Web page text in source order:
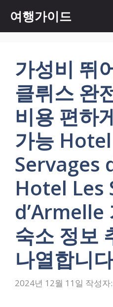
츠
여행가이드
가성비 뛰
클뤼스 완
비용 편하
가능
Servages
Hotel Les
d’Armelle
숙소 정보
나열합니
2024년 12월 11일 작성자: